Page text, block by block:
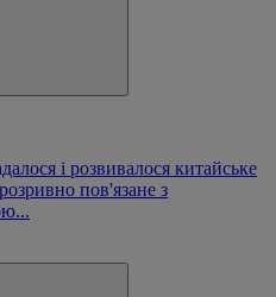
і розвивалося китайське
пов'язане з